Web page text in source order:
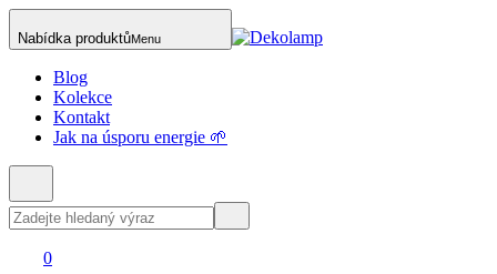
Nabídka produktůMenu
Blog
Kolekce
Kontakt
Jak na úsporu energie 🌱
0